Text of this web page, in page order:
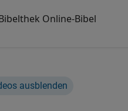
Online-Bibel
ausblenden